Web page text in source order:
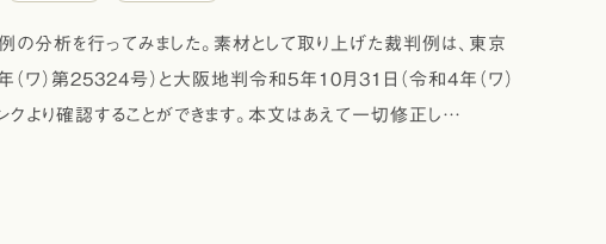
分析を行ってみました。素材として取り上げた裁判例は、東京
ワ）第25324号）と大阪地判令和5年10月31日（令和4年（ワ）
より確認することができます。本文はあえて一切修正し…